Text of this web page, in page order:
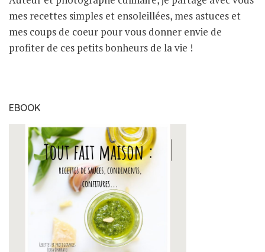
mes recettes simples et ensoleillées, mes astuces et
mes coups de coeur pour vous donner envie de
profiter de ces petits bonheurs de la vie !
EBOOK